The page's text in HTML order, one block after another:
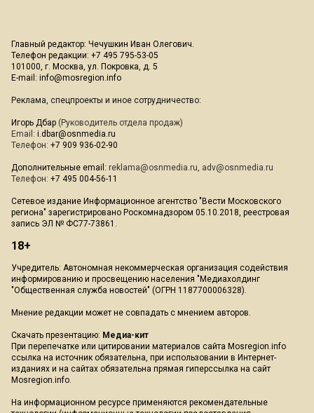
Главный редактор: Чечушкин Иван Олегович.
Телефон редакции: +7 495 795-53-05
101000, г. Москва, ул. Покровка, д. 5
E-mail: info@mosregion.info
Реклама, спецпроекты и иное сотрудничество:
Игорь Дбар (Руководитель отдела продаж)
Email: i.dbar@osnmedia.ru
Телефон: +7 909 936-02-90
Дополнительные email: reklama@osnmedia.ru, adv@osnmedia.ru
Телефон: +7 495 004-56-11
Сетевое издание Информационное агентство "Вести Московского
региона" зарегистрировано Роскомнадзором 05.10.2018, реестровая
запись ЭЛ № ФС77-73861.
18+
Учредитель: Автономная некоммерческая организация содействия
информированию и просвещению населения "Медиахолдинг
"Общественная служба новостей" (ОГРН 1187700006328).
Мнение редакции может не совпадать с мнением авторов.
Скачать презентацию: Медиа-кит
При перепечатке или цитировании материалов сайта Mosregion.info
ссылка на источник обязательна, при использовании в Интернет-
изданиях и на сайтах обязательна прямая гиперссылка на сайт
Mosregion.info.
На информационном ресурсе применяются рекомендательные